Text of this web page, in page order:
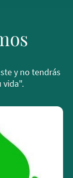
y no tendrás
vida".